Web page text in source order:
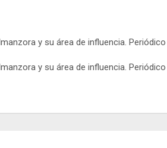
y su área de influencia.
y su área de influencia.